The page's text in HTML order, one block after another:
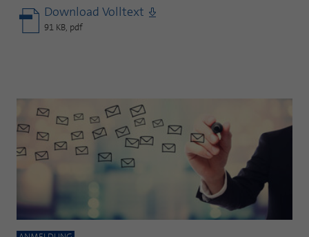
Download Volltext
91 KB, pdf